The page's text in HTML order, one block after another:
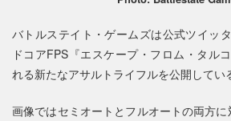
バトルステイト・ゲームズは公式ツイッ
ドコアFPS『エスケープ・フロム・タル
れる新たなアサルトライフルを公開してい
画像ではセミオートとフルオートの両方